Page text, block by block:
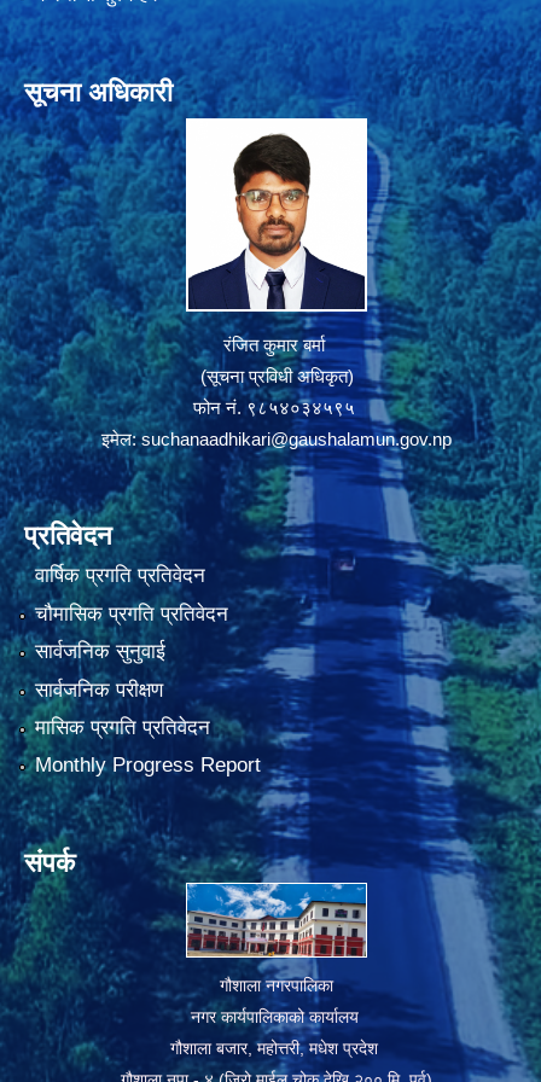
सूचना अधिकारी
रंजित कुमार बर्मा
(सूचना प्रविधी अधिकृत)
फोन नं. ९८५४०३४५९५
इमेल:suchanaadhikari@gaushalamun.gov.np
प्रतिवेदन
वार्षिक प्रगति प्रतिवेदन
चौमासिक प्रगति प्रतिवेदन
सार्वजनिक सुनुवाई
सार्वजनिक परीक्षण
मासिक प्रगति प्रतिवेदन
Monthly Progress Report
संपर्क
गौशाला नगरपालिका
नगर कार्यपालिकाको कार्यालय
गौशाला बजार, महोत्तरी, मधेश प्रदेश